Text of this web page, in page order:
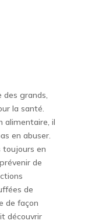
grands,
la santé.
alimentaire, il
en abuser.
en
de
de
de façon
découvrir